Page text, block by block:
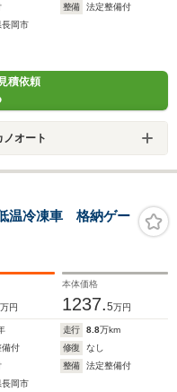
整備
法定整備付
長岡市
積依頼
オート
温冷凍車 格納ゲー
万円
本体価格
1237.5万円
走行 8.8万km
備付 修復
なし
整備
法定整備付
長岡市